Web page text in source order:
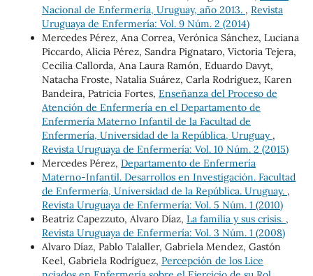
Nacional de Enfermería, Uruguay, año 2013. , Revista
Uruguaya de Enfermería: Vol. 9 Núm. 2 (2014)
Mercedes Pérez, Ana Correa, Verónica Sánchez, Luciana
Piccardo, Alicia Pérez, Sandra Pignataro, Victoria Tejera,
Cecilia Callorda, Ana Laura Ramón, Eduardo Davyt,
Natacha Froste, Natalia Suárez, Carla Rodríguez, Karen
Bandeira, Patricia Fortes, Enseñanza del Proceso de
Atención de Enfermería en el Departamento de
Enfermería Materno Infantil de la Facultad de
Enfermería, Universidad de la República, Uruguay ,
Revista Uruguaya de Enfermería: Vol. 10 Núm. 2 (2015)
Mercedes Pérez, Departamento de Enfermería
Materno-Infantil. Desarrollos en Investigación. Facultad
de Enfermería, Universidad de la República. Uruguay. ,
Revista Uruguaya de Enfermería: Vol. 5 Núm. 1 (2010)
Beatriz Capezzuto, Alvaro Díaz, La familia y sus crisis. ,
Revista Uruguaya de Enfermería: Vol. 3 Núm. 1 (2008)
Alvaro Díaz, Pablo Talaller, Gabriela Mendez, Gastón
Keel, Gabriela Rodríguez, Percepción de los Lice